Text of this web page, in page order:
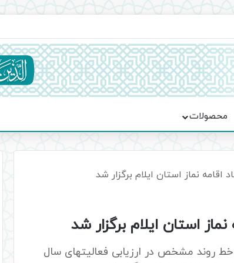
و تمدن‌سازی امت اسلامی
محصولات
نماز استان ایلام برگزار شد
استان ایلام برگزار شد
روند مشخص در ارزیابی فعالیتهای سال